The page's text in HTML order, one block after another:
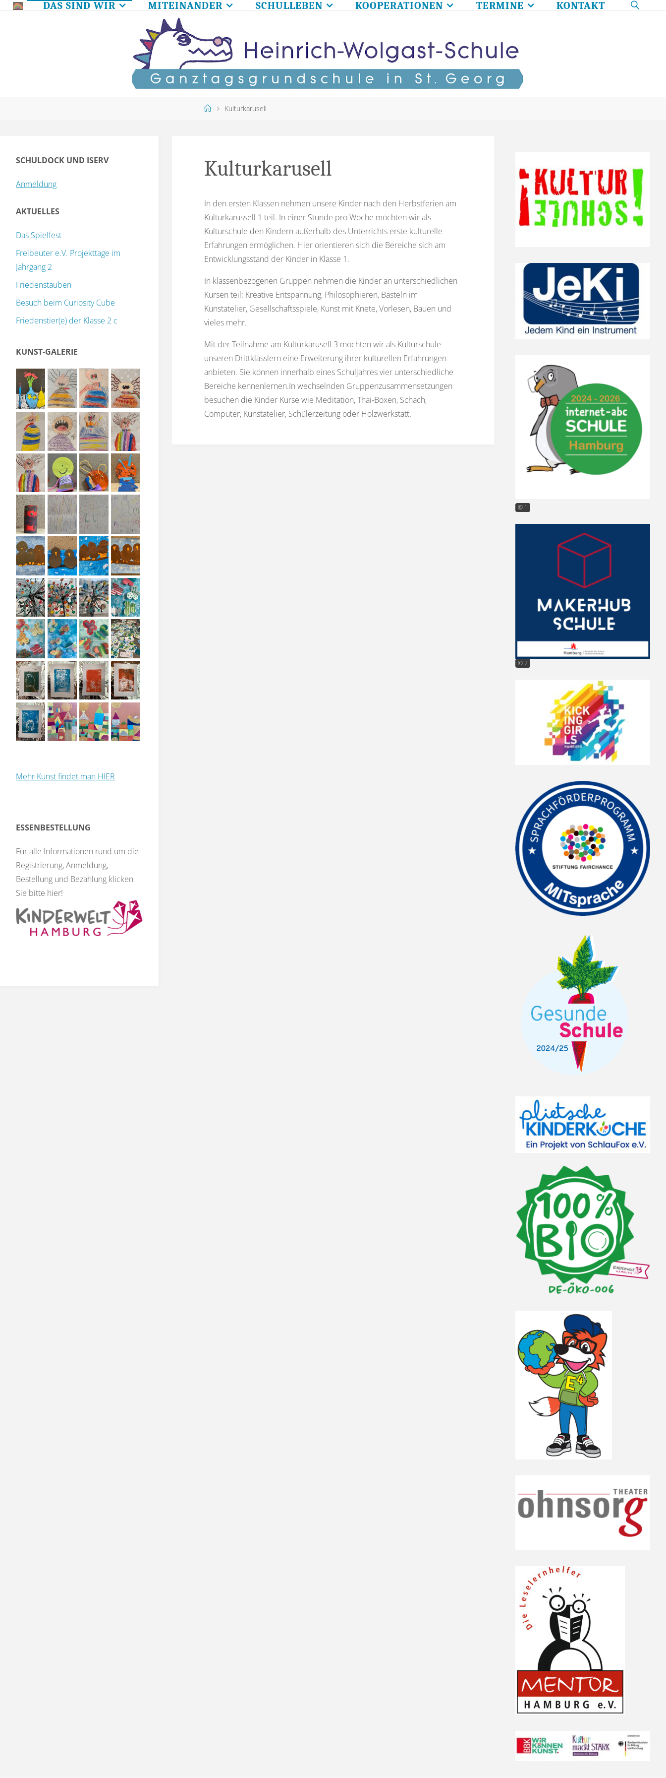
Skip
DAS SIND WIR MITEINANDER SCHULLEBEN KOOPERATIONEN TERMINE KONTAKT
HomeKulturkarusell
Kulturkarusell
In den ersten Klassen nehmen unsere Kinder nach den Herbstferien am
Kulturkarussell 1 teil. In einer Stunde pro Woche möchten wir als
Kulturschule den Kindern außerhalb des Unterrichts erste kulturelle
Erfahrungen ermöglichen. Hier orientieren sich die Bereiche sich am
Entwicklungsstand der Kinder in Klasse 1.
In klassenbezogenen Gruppen nehmen die Kinder an unterschiedlichen
Kursen teil: Kreative Entspannung, Philosophieren, Basteln im
Kunstatelier, Gesellschaftsspiele, Kunst mit Knete, Vorlesen, Bauen und
vieles mehr.
Mit der Teilnahme am Kulturkarusell 3 möchten wir als Kulturschule
unseren Drittklässlern eine Erweiterung ihrer kulturellen Erfahrungen
anbieten. Sie können innerhalb eines Schuljahres vier unterschiedliche
Bereiche kennenlernen.In wechselnden Gruppenzusammensetzungen
besuchen die Kinder Kurse wie Meditation, Thai-Boxen, Schach,
Computer, Kunstatelier, Schülerzeitung oder Holzwerkstatt.
SCHULDOCK UND ISERV
Anmeldung
AKTUELLES
Das Spielfest
Freibeuter e.V. Projekttage im
Jahrgang 2
Friedenstauben
Besuch beim Curiosity Cube
Friedenstier(e) der Klasse 2 c
KUNST-GALERIE
Mehr Kunst findet man HIER
ESSENBESTELLUNG
Für alle Informationen rund um die
Registrierung, Anmeldung,
Bestellung und Bezahlung klicken
Sie bitte hier!
© 1
© 2